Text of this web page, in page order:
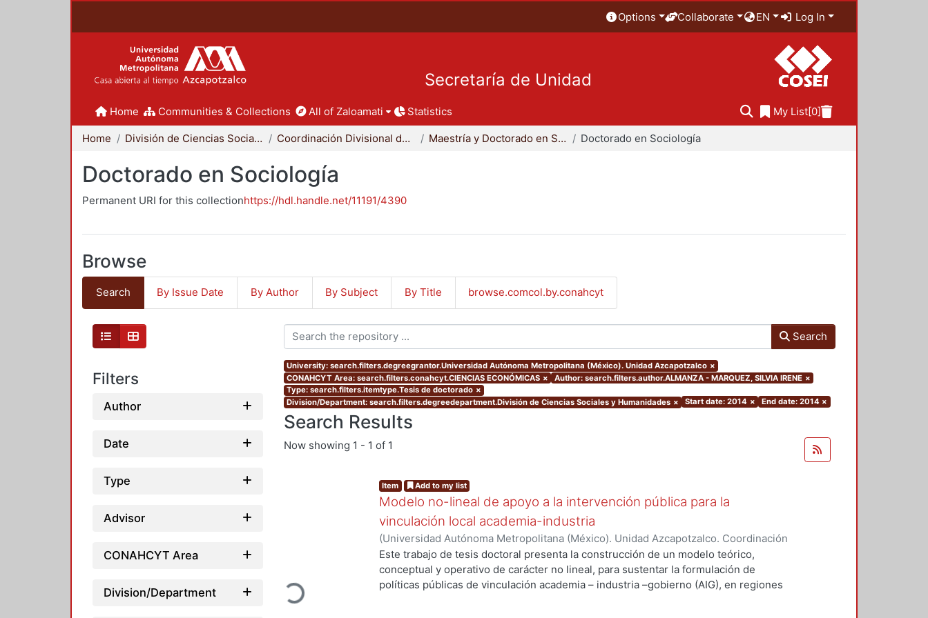
Options Collaborate EN Log In
Secretaría de Unidad
Home Communities & Collections All of Zaloamati Statistics My List[0]
Home División de Ciencias Sociales y Humanidades Coordinación Divisional de Posgrado Maestría y Doctorado en Sociología Doctorado en Sociología
Doctorado en Sociología
Permanent URI for this collectionhttps://hdl.handle.net/11191/4390
Browse
Search By Issue Date By Author By Subject By Title browse.comcol.by.conahcyt
Filters
Author
Date
Type
Advisor
CONAHCYT Area
Division/Department
Search
University: search.filters.degreegrantor.Universidad Autónoma Metropolitana (México). Unidad Azcapotzalco ×
CONAHCYT Area: search.filters.conahcyt.CIENCIAS ECONÓMICAS × Author: search.filters.author.ALMANZA - MARQUEZ, SILVIA IRENE ×
Type: search.filters.itemtype.Tesis de doctorado ×
Division/Department: search.filters.degreedepartment.División de Ciencias Sociales y Humanidades × Start date: 2014 × End date: 2014 ×
Search Results
Now showing 1 - 1 of 1
Loading...
Item Add to my list
Modelo no-lineal de apoyo a la intervención pública para la
vinculación local academia-industria
(Universidad Autónoma Metropolitana (México). Unidad Azcapotzalco. Coordinación
de Servicios de Información., 2014-03-24)ALMANZA - MARQUEZ, SILVIA IRENE
Este trabajo de tesis doctoral presenta la construcción de un modelo teórico,
conceptual y operativo de carácter no lineal, para sustentar la formulación de
políticas públicas de vinculación academia – industria –gobierno (AIG), en regiones